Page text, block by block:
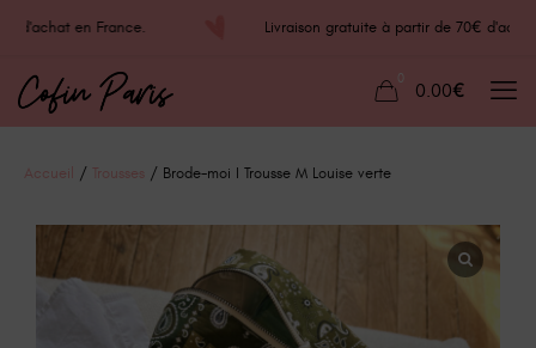
d'achat en France. Livraison gratuite à partir de 70€
0
0.00€
Accueil / Trousses / Brode-moi I Trousse M Louise verte